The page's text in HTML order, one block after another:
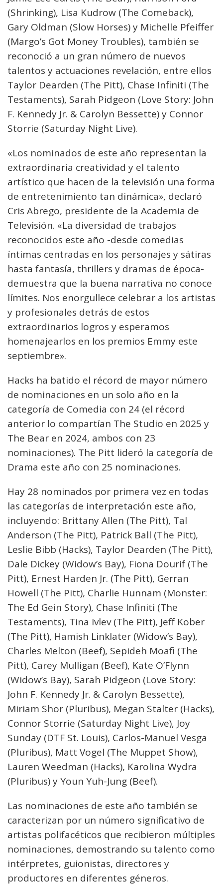
(Shrinking), Lisa Kudrow (The Comeback),
Gary Oldman (Slow Horses) y Michelle Pfeiffer
(Margo’s Got Money Troubles), también se
reconoció a un gran número de nuevos
talentos y actuaciones revelación, entre ellos
Taylor Dearden (The Pitt), Chase Infiniti (The
Testaments), Sarah Pidgeon (Love Story: John
F. Kennedy Jr. & Carolyn Bessette) y Connor
Storrie (Saturday Night Live).
«Los nominados de este año representan la
extraordinaria creatividad y el talento
artístico que hacen de la televisión una forma
de entretenimiento tan dinámica», declaró
Cris Abrego, presidente de la Academia de
Televisión. «La diversidad de trabajos
reconocidos este año -desde comedias
íntimas centradas en los personajes y sátiras
hasta fantasía, thrillers y dramas de época-
demuestra que la buena narrativa no conoce
límites. Nos enorgullece celebrar a los artistas
y profesionales detrás de estos
extraordinarios logros y esperamos
homenajearlos en los premios Emmy este
septiembre».
Hacks ha batido el récord de mayor número
de nominaciones en un solo año en la
categoría de Comedia con 24 (el récord
anterior lo compartían The Studio en 2025 y
The Bear en 2024, ambos con 23
nominaciones). The Pitt lideró la categoría de
Drama este año con 25 nominaciones.
Hay 28 nominados por primera vez en todas
las categorías de interpretación este año,
incluyendo: Brittany Allen (The Pitt), Tal
Anderson (The Pitt), Patrick Ball (The Pitt),
Leslie Bibb (Hacks), Taylor Dearden (The Pitt),
Dale Dickey (Widow’s Bay), Fiona Dourif (The
Pitt), Ernest Harden Jr. (The Pitt), Gerran
Howell (The Pitt), Charlie Hunnam (Monster:
The Ed Gein Story), Chase Infiniti (The
Testaments), Tina Ivlev (The Pitt), Jeff Kober
(The Pitt), Hamish Linklater (Widow’s Bay),
Charles Melton (Beef), Sepideh Moafi (The
Pitt), Carey Mulligan (Beef), Kate O’Flynn
(Widow’s Bay), Sarah Pidgeon (Love Story:
John F. Kennedy Jr. & Carolyn Bessette),
Miriam Shor (Pluribus), Megan Stalter (Hacks),
Connor Storrie (Saturday Night Live), Joy
Sunday (DTF St. Louis), Carlos-Manuel Vesga
(Pluribus), Matt Vogel (The Muppet Show),
Lauren Weedman (Hacks), Karolina Wydra
(Pluribus) y Youn Yuh-Jung (Beef).
Las nominaciones de este año también se
caracterizan por un número significativo de
artistas polifacéticos que recibieron múltiples
nominaciones, demostrando su talento como
intérpretes, guionistas, directores y
productores en diferentes géneros.